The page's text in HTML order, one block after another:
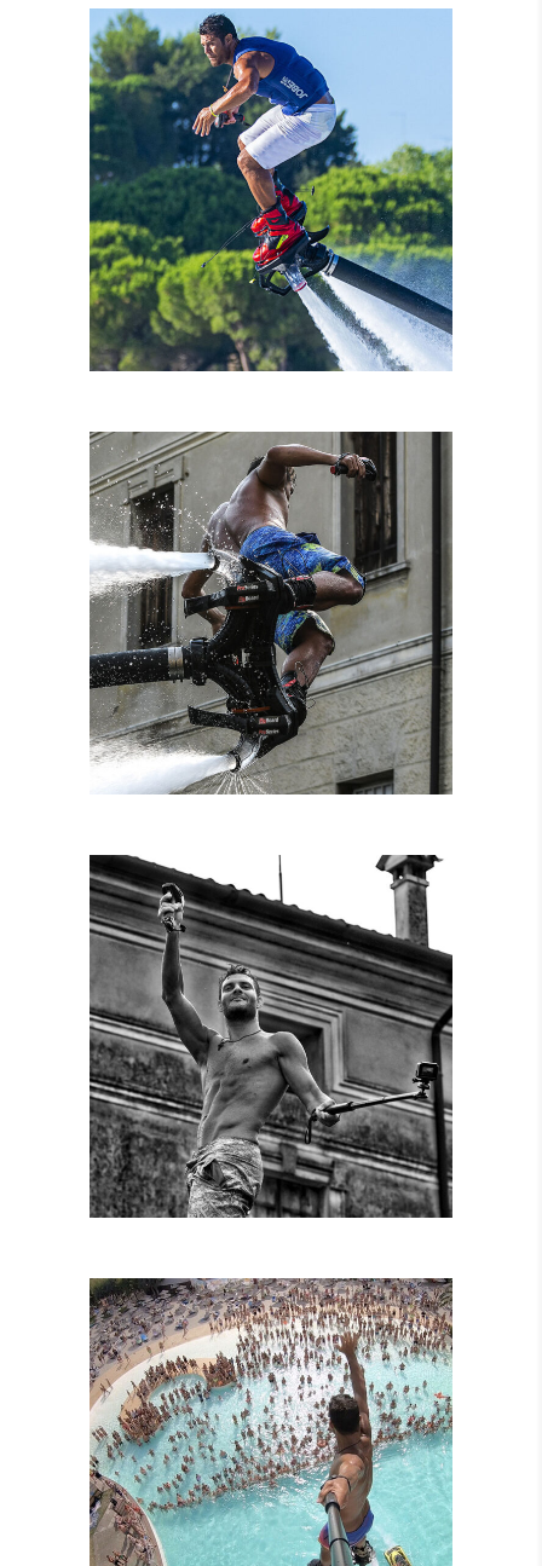
NOLEGGIO MOTO
D’ACQUA
NOLEGGIO
ATTREZZATURE
SPETTACOLI
DIURNI E
NOTTURNI
SPETTACOLI IN
PISCINA